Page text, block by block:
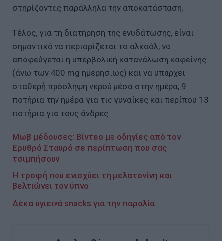
στηρίζοντας παράλληλα την αποκατάσταση.
Τέλος, για τη διατήρηση της ενυδάτωσης, είναι
σημαντικό να περιορίζεται το αλκοόλ, να
αποφεύγεται η υπερβολική κατανάλωση καφεΐνης
(άνω των 400 mg ημερησίως) και να υπάρχει
σταθερή πρόσληψη νερού μέσα στην ημέρα, 9
ποτήρια την ημέρα για τις γυναίκες και περίπου 13
ποτήρια για τους άνδρες.
Μωβ μέδουσες: Βίντεο με οδηγίες από τον
Ερυθρό Σταυρό σε περίπτωση που σας
τσιμπήσουν
Η τροφή που ενισχύει τη μελατονίνη και
βελτιώνει τον ύπνο
Δέκα υγιεινά snacks για την παραλία